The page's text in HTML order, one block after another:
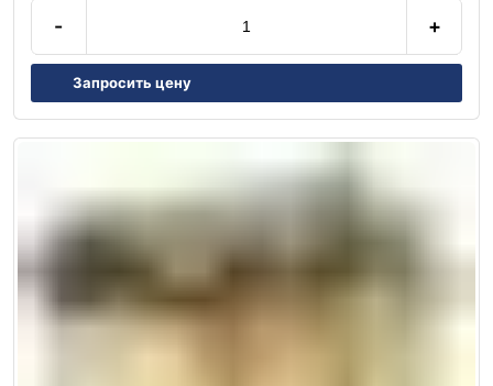
- +
Запросить цену